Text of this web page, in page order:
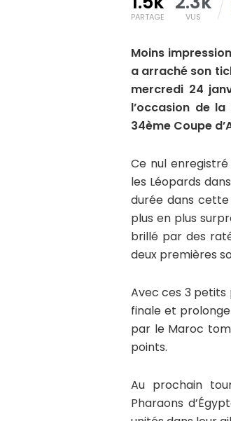
PARTAGE VUS
Moins
a arraché son
mercredi 24
l’occasion de
34ème Coupe
Ce nul
les Léopards
durée dans
plus en plus
brillé par des
deux premières
Avec ces 3 petits
finale et
par le Maroc
points.
Au prochain
Pharaons